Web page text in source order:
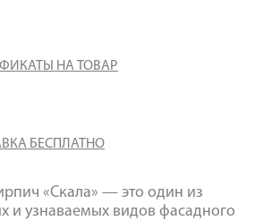
НА ТОВАР
БЕСПЛАТНО
«Скала» — это один из
и узнаваемых видов фасадного